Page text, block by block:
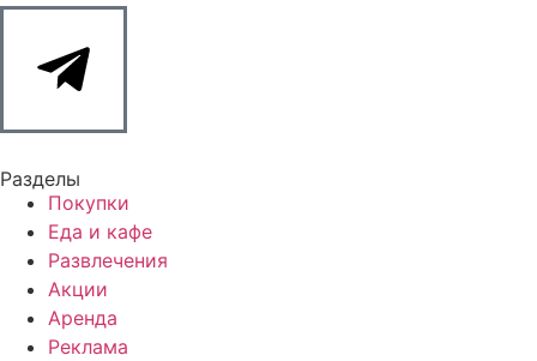
Разделы
Покупки
Еда и кафе
Развлечения
Акции
Аренда
Реклама